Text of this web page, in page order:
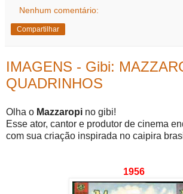
Nenhum comentário:
Compartilhar
IMAGENS - Gibi:
QUADRINHOS
Olha o Mazzaropi no gibi!
Esse ator, cantor e produtor de cinema
com sua criação inspirada no caipira
1956